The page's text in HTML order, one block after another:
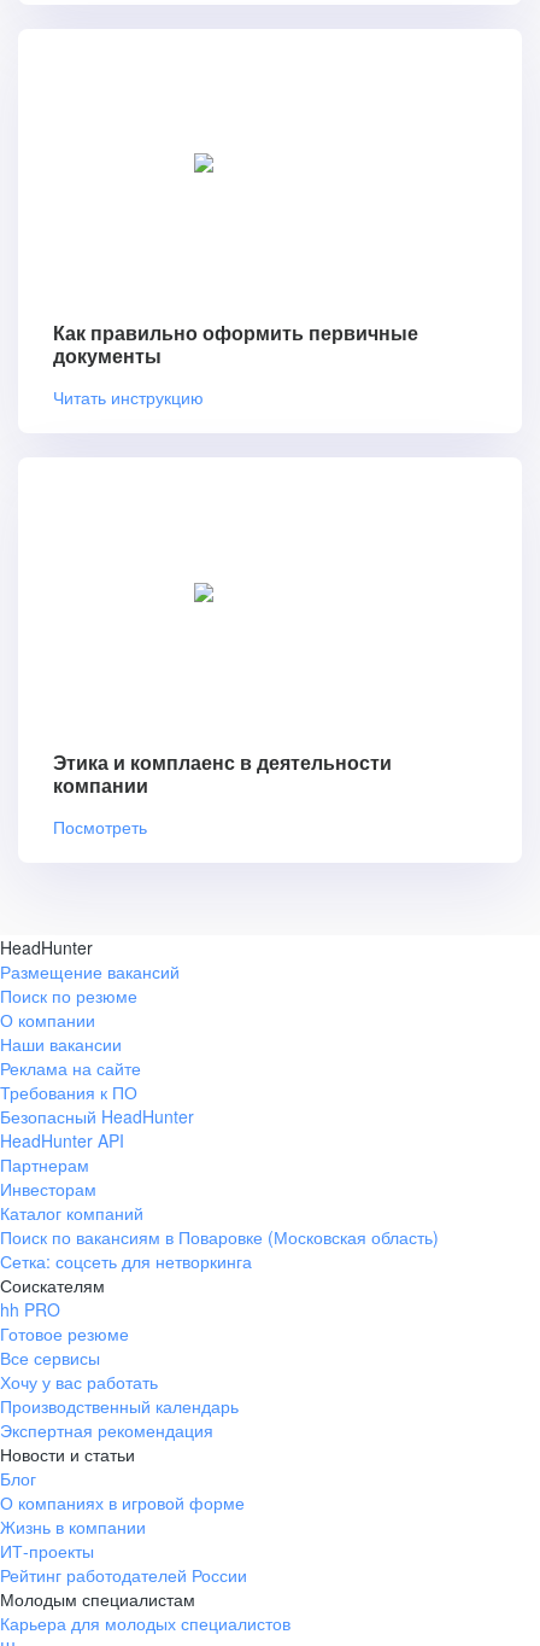
Как правильно оформить первичные
документы
Читать инструкцию
Этика и комплаенс в деятельности
компании
Посмотреть
HeadHunter
Размещение вакансий
Поиск по резюме
О компании
Наши вакансии
Реклама на сайте
Требования к ПО
Безопасный HeadHunter
HeadHunter API
Партнерам
Инвесторам
Каталог компаний
Поиск по вакансиям в Поваровке (Московская область)
Сетка: соцсеть для нетворкинга
Соискателям
hh PRO
Готовое резюме
Все сервисы
Хочу у вас работать
Производственный календарь
Экспертная рекомендация
Новости и статьи
Блог
О компаниях в игровой форме
Жизнь в компании
ИТ-проекты
Рейтинг работодателей России
Молодым специалистам
Карьера для молодых специалистов